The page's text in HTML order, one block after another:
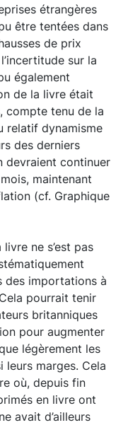
étrangères
être tentées dans
de prix
sur la
également
de la livre était
compte tenu de la
relatif dynamisme
des derniers
devraient continuer
maintenant
(cf. Graphique
ne s’est pas
des importations à
pourrait tenir
britanniques
pour augmenter
légèrement les
leurs marges. Cela
où, depuis fin
en livre ont
avait d’ailleurs